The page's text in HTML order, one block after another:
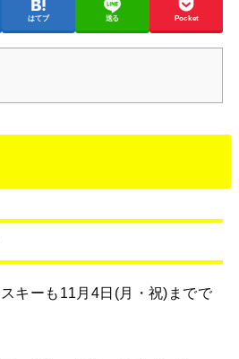
はてブ 送る Pocket
キーも11月4日(月・祝)までで